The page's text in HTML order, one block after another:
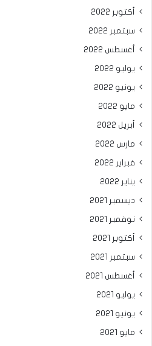
أكتوبر 2022
سبتمبر 2022
أغسطس 2022
يوليو 2022
يونيو 2022
مايو 2022
أبريل 2022
مارس 2022
فبراير 2022
يناير 2022
ديسمبر 2021
نوفمبر 2021
أكتوبر 2021
سبتمبر 2021
أغسطس 2021
يوليو 2021
يونيو 2021
مايو 2021